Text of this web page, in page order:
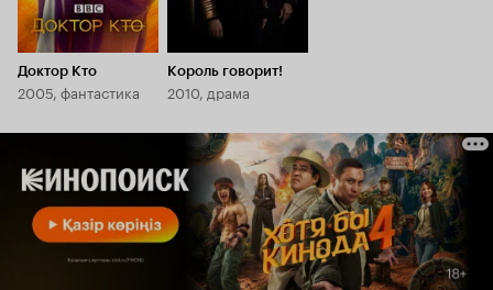
Доктор Кто
2005, фантастика
Король говорит!
2010, драма